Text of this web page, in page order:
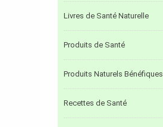
Livres de Santé Naturelle
Produits de Santé
Produits Naturels Bénéfiques
Recettes de Santé